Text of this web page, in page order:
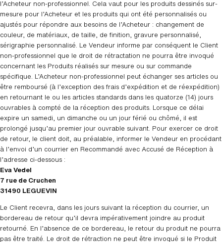
l’Acheteur non-professionnel. Cela vaut pour les produits dessinés sur-
mesure pour l’Acheteur et les produits qui ont été personnalisés ou
ajustés pour répondre aux besoins de l’Acheteur : changement de
couleur, de matériaux, de taille, de finition, gravure personnalisé,
sérigraphie personnalisé. Le Vendeur informe par conséquent le Client
non-professionnel que le droit de rétractation ne pourra être invoqué
concernant les Produits réalisés sur mesure ou sur commande
spécifique. L’Acheteur non-professionnel peut échanger ses articles ou
être remboursé (à l’exception des frais d’expédition et de réexpédition)
en retournant le ou les articles standards dans les quatorze (14) jours
ouvrables à compté de la réception des produits. Lorsque ce délai
expire un samedi, un dimanche ou un jour férié ou chômé, il est
prolongé jusqu’au premier jour ouvrable suivant. Pour exercer ce droit
de retour, le client doit, au préalable, informer le Vendeur en procédant
à l’envoi d’un courrier en Recommandé avec Accusé de Réception à
l’adresse ci-dessous :
Eva Vedel
7 rue de Cruchen
31490 LEGUEVIN
Le Client recevra, dans les jours suivant la réception du courrier, un
bordereau de retour qu’il devra impérativement joindre au produit
retourné. En l’absence de ce bordereau, le retour du produit ne pourra
pas être traité. Le droit de rétraction ne peut être invoqué si le Produit